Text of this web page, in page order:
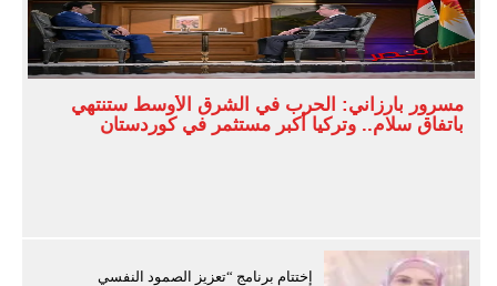
مسرور بارزاني: الحرب في الشرق الأوسط ستنتهي
باتفاق سلام.. وتركيا أكبر مستثمر في كوردستان
إختتام برنامج “تعزيز الصمود النفسي